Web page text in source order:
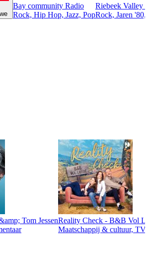
Bay community Radio
Rock, Hip Hop, Jazz, Pop
Riebeek Valley
Rock, Jaren '80,
Tom JessenReality Check - B&B Vol
Maatschappij & cultuur,